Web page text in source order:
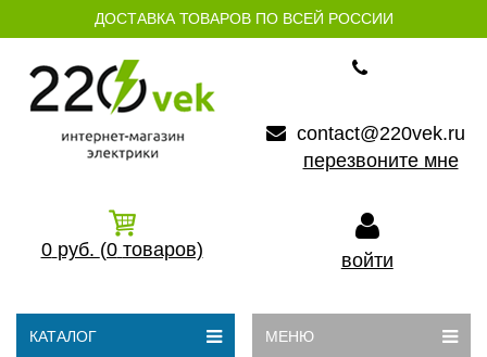
ДОСТАВКА ТОВАРОВ ПО ВСЕЙ РОССИИ
contact@220vek.ru
перезвоните мне
0 руб. (0 товаров) войти
КАТАЛОГ МЕНЮ